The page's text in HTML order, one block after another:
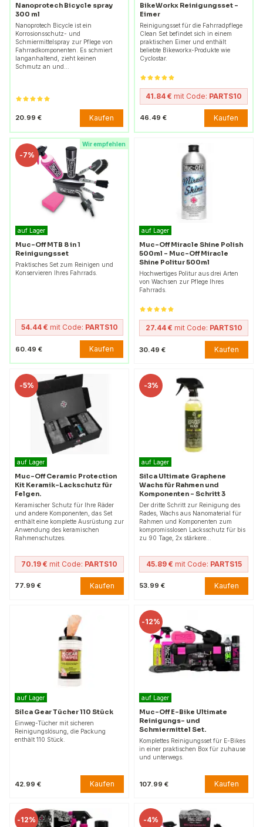
Nanoprotech Bicycle spray
300 ml
Nanoprotech Bicycle ist ein
Korrosionsschutz- und
Schmiermittelspray zur Pflege von
Fahrradkomponenten. Es schmiert
langanhaltend, zieht keinen
Schmutz an und…
20.99 € Kaufen
BikeWorkx Reinigungsset -
Eimer
Reinigungsset für die Fahrradpflege
Clean Set befindet sich in einem
praktischen Eimer und enthält
beliebte Bikeworkx-Produkte wie
Cyclostar.
41.84 € mit Code: PARTS10
46.49 € Kaufen
Wir empfehlen
-7%
auf Lager
Muc-Off MTB 8 in 1
Reinigungsset
Praktisches Set zum Reinigen und
Konservieren Ihres Fahrrads.
54.44 € mit Code: PARTS10
60.49 € Kaufen
auf Lager
Muc-Off Miracle Shine Polish
500ml - Muc-Off Miracle
Shine Politur 500ml
Hochwertiges Politur aus drei Arten
von Wachsen zur Pflege Ihres
Fahrrads.
27.44 € mit Code: PARTS10
30.49 € Kaufen
-5%
auf Lager
Muc-Off Ceramic Protection
Kit Keramik-Lackschutz für
Felgen.
Keramischer Schutz für Ihre Räder
und andere Komponenten, das Set
enthält eine komplette Ausrüstung zur
Anwendung des keramischen
Rahmenschutzes.
70.19 € mit Code: PARTS10
77.99 € Kaufen
-3%
auf Lager
Silca Ultimate Graphene
Wachs für Rahmen und
Komponenten - Schritt 3
Der dritte Schritt zur Reinigung des
Rades, Wachs aus Nanomaterial für
Rahmen und Komponenten zum
kompromisslosen Lacksschutz für bis
zu 90 Tage, 2x stärkere…
45.89 € mit Code: PARTS15
53.99 € Kaufen
auf Lager
Silca Gear Tücher 110 Stück
Einweg-Tücher mit sicheren
Reinigungslösung, die Packung
enthält 110 Stück.
42.99 € Kaufen
-12%
auf Lager
Muc-Off E-Bike Ultimate
Reinigungs- und
Schmiermittel Set.
Komplettes Reinigungsset für E-Bikes
in einer praktischen Box für zuhause
und unterwegs.
107.99 € Kaufen
-12% -4%